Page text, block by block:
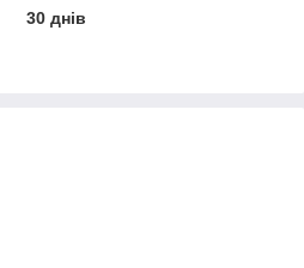
30 днів